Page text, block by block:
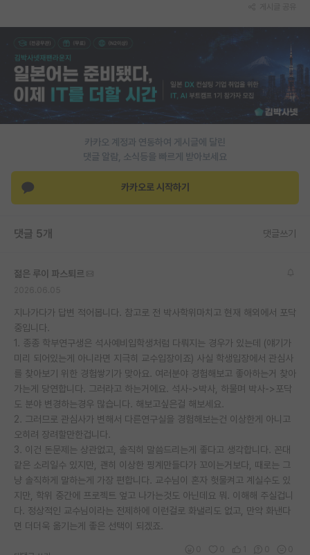
카카오 계정과 연동하여 게시글에 달린
댓글 알람, 소식등을 빠르게 받아보세요
카카오로 시작하기
댓글 5개 댓글쓰기
젊은 루이 파스퇴르
지나가다가 답변 적어봅니다. 참고로 전 박사학위마치고 현재 해외에서 포닥
중입니다.
1. 종종 학부연구생은 석사예비입학생처럼 다뤄지는 경우가 있는데 (얘기가
미리 되어있는게 아니라면 지극히 교수입장이죠) 사실 학생입장에서 관심사
를 찾아보기 위한 경험쌓기가 맞아요. 여러분야 경험해보고 좋아하는거 찾아
가는게 당연합니다. 그러라고 하는거에요. 석사->박사, 하물며 박사->포닥
도 분야 변경하는경우 많습니다. 해보고싶은걸 해보세요.
2. 그러므로 관심사가 변해서 다른연구실을 경험해보는건 이상한게 아니고
오히려 장려할만한겁니다.
3. 이건 돈문제는 상관없고, 솔직히 말씀드리는게 좋다고 생각합니다. 꼰대
같은 소리일수 있지만, 괜히 이상한 핑계만들다가 꼬이는거보다, 때로는 그
냥 솔직하게 말하는게 가장 편합니다. 교수님이 혼자 헛물켜고 계실수도 있
지만, 학위 중간에 프로젝트 엎고 나가는것도 아닌데요 뭐. 이해해 주실겁니
다. 정상적인 교수님이라는 전제하에 이런걸로 화낼리도 없고, 만약 화낸다
면 더더욱 옮기는게 좋은 선택이 되겠죠.